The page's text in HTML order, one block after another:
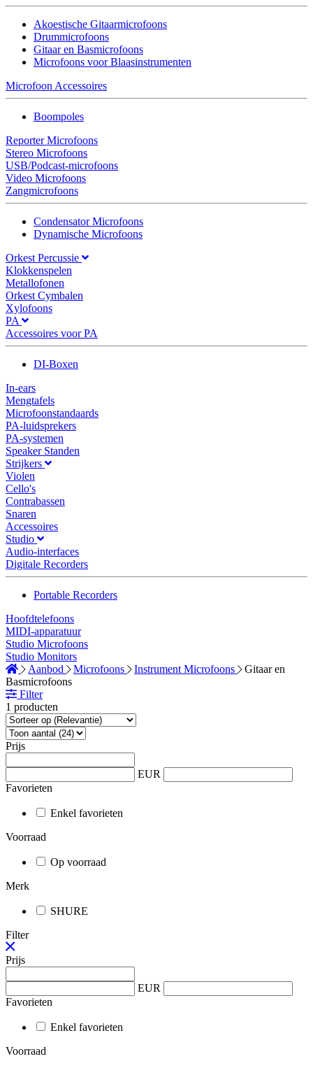
Akoestische Gitaarmicrofoons
Drummicrofoons
Gitaar en Basmicrofoons
Microfoons voor Blaasinstrumenten
Microfoon Accessoires
Boompoles
Reporter Microfoons
Stereo Microfoons
USB/Podcast-microfoons
Video Microfoons
Zangmicrofoons
Condensator Microfoons
Dynamische Microfoons
Orkest Percussie
Klokkenspelen
Metallofonen
Orkest Cymbalen
Xylofoons
PA
Accessoires voor PA
DI-Boxen
In-ears
Mengtafels
Microfoonstandaards
PA-luidsprekers
PA-systemen
Speaker Standen
Strijkers
Violen
Cello's
Contrabassen
Snaren
Accessoires
Studio
Audio-interfaces
Digitale Recorders
Portable Recorders
Hoofdtelefoons
MIDI-apparatuur
Studio Microfoons
Studio Monitors
Aanbod
Microfoons Instrument Microfoons
Gitaar en
Basmicrofoons
Filter
1 producten
Prijs
EUR
Favorieten
Enkel favorieten
Voorraad
Op voorraad
Merk
SHURE
Filter
Prijs
EUR
Favorieten
Enkel favorieten
Voorraad